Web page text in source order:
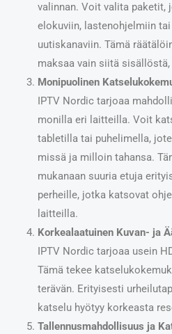
valinnan. Voit valita paketit,
elokuviin, lastenohjelmiin
uutiskanaviin. Tämä
maksaa vain siitä
Monipuolinen
IPTV Nordic tarjoaa
monilla eri laitteilla. Voit
tabletilla tai puhelimella,
missä ja milloin tahansa.
mukanaan suuria etuja
perheille, jotka katsovat
laitteilla.
Korkealaatuinen Kuvan- ja
IPTV Nordic tarjoaa usein
Tämä tekee
terävän. Erityisesti
katselu hyötyy korkeasta
Tallennusmahdollisuus ja